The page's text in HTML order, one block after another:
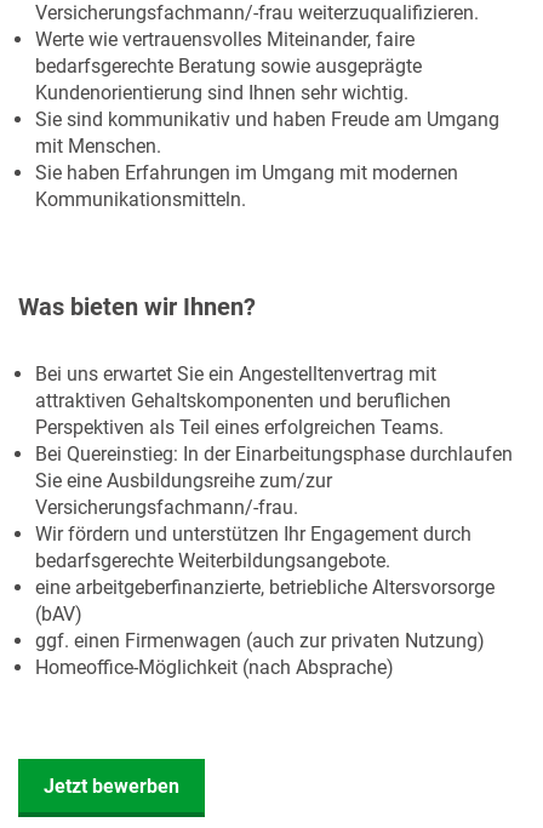
Versicherungsfachmann/-frau weiterzuqualifizieren.
Werte wie vertrauensvolles Miteinander, faire
bedarfsgerechte Beratung sowie ausgeprägte
Kundenorientierung sind Ihnen sehr wichtig.
Sie sind kommunikativ und haben Freude am Umgang
mit Menschen.
Sie haben Erfahrungen im Umgang mit modernen
Kommunikationsmitteln.
Was bieten wir Ihnen?
Bei uns erwartet Sie ein Angestelltenvertrag mit
attraktiven Gehaltskomponenten und beruflichen
Perspektiven als Teil eines erfolgreichen Teams.
Bei Quereinstieg: In der Einarbeitungsphase durchlaufen
Sie eine Ausbildungsreihe zum/zur
Versicherungsfachmann/-frau.
Wir fördern und unterstützen Ihr Engagement durch
bedarfsgerechte Weiterbildungsangebote.
eine arbeitgeberfinanzierte, betriebliche Altersvorsorge
(bAV)
ggf. einen Firmenwagen (auch zur privaten Nutzung)
Homeoffice-Möglichkeit (nach Absprache)
Jetzt bewerben